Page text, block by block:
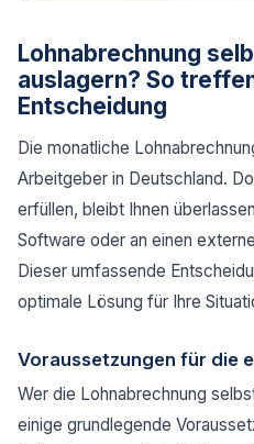
Lohnabrechnung
auslagern? So
Entscheidung
Die monatliche
Arbeitgeber in Deutschland.
erfüllen, bleibt Ihnen
Software oder an einen
Dieser umfassende
optimale Lösung für Ihre
Voraussetzungen für die
Wer die Lohnabrechnung
einige grundlegende